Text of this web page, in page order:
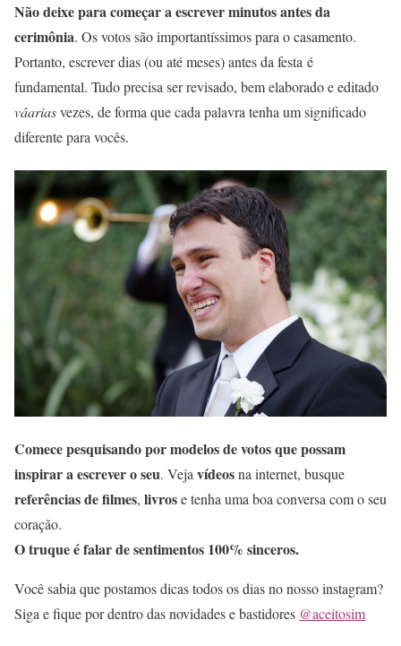
Não deixe para começar a escrever minutos antes da
cerimônia. Os votos são importantíssimos para o casamento.
Portanto, escrever dias (ou até meses) antes da festa é
fundamental. Tudo precisa ser revisado, bem elaborado e editado
váariasvezes, de forma que cada palavra tenha um significado
diferente para vocês.
Comece pesquisando por modelos de votos que possam
inspirar a escrever o seu. Vejavídeosna internet, busque
referências de filmes, livrose tenha uma boa conversa com o seu
coração.
O truque é falar de sentimentos 100% sinceros.
Você sabia que postamos dicas todos os dias no nosso instagram?
Siga e fique por dentro das novidades e bastidores @aceitosim